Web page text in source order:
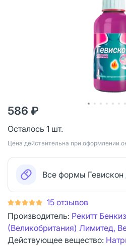
586 ₽
Осталось 1 шт.
Цена действительна при оформлении
Все формы Гевискон
15 отзывов
Производитель: Рекитт
(Великобритания) Лимитед,
Действующее вещество: